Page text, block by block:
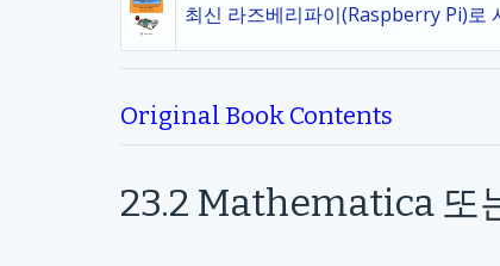
최신 라즈베리파이(Raspberry Pi)로
Original Book Contents
23.2 Mathematica 또